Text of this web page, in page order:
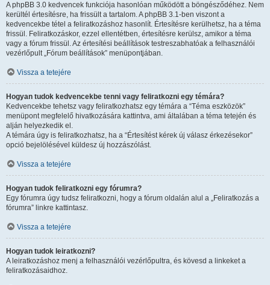
A phpBB 3.0 kedvencek funkciója hasonlóan működött a böngésződéhez. Nem
kerültél értesítésre, ha frissült a tartalom. A phpBB 3.1-ben viszont a
kedvencekbe tétel a feliratkozáshoz hasonlít. Értesítésre kerülhetsz, ha a téma
frissül. Feliratkozáskor, ezzel ellentétben, értesítésre kerülsz, amikor a téma
vagy a fórum frissül. Az értesítési beállítások testreszabhatóak a felhasználói
vezérlőpult „Fórum beállítások” menüpontjában.
Vissza a tetejére
Hogyan tudok kedvencekbe tenni vagy feliratkozni egy témára?
Kedvencekbe tehetsz vagy feliratkozhatsz egy témára a “Téma eszközök”
menüpont megfelelő hivatkozására kattintva, ami általában a téma tetején és
alján helyezkedik el.
A témára úgy is feliratkozhatsz, ha a “Értesítést kérek új válasz érkezésekor”
opció bejelölésével küldesz új hozzászólást.
Vissza a tetejére
Hogyan tudok feliratkozni egy fórumra?
Egy fórumra úgy tudsz feliratkozni, hogy a fórum oldalán alul a „Feliratkozás a
fórumra” linkre kattintasz.
Vissza a tetejére
Hogyan tudok leiratkozni?
A leiratkozáshoz menj a felhasználói vezérlőpultra, és kövesd a linkeket a
feliratkozásaidhoz.